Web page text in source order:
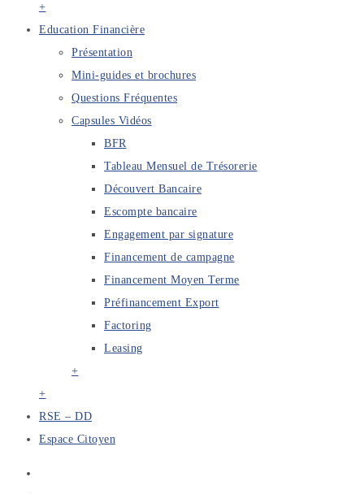
+
Education Financière
Présentation
Mini-guides et brochures
Questions Fréquentes
Capsules Vidéos
BFR
Tableau Mensuel de Trésorerie
Découvert Bancaire
Escompte bancaire
Engagement par signature
Financement de campagne
Financement Moyen Terme
Préfinancement Export
Factoring
Leasing
+
+
RSE – DD
Espace Citoyen